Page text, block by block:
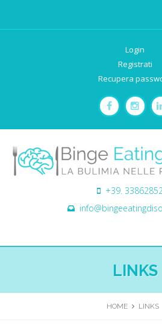
Login
Registrati
Recupera
+39.
LINKS
HOME LINKS